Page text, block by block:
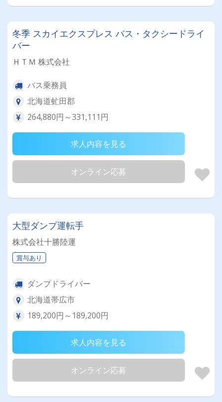
冬季 スカイエクスプレス バス・タクシードライ
バー
ＨＴＭ 株式会社
バス乗務員
北海道虻田郡
264,880円～331,111円
求人内容を見る
オンライン応募
大型ダンプ運転手
株式会社十勝陸運
賞与あり
ダンプドライバー
北海道帯広市
189,200円～189,200円
求人内容を見る
オンライン応募